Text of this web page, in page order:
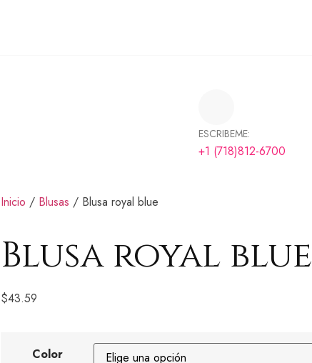
ESCRIBEME:
+1 (718)812-6700
Inicio / Blusas / Blusa royal blue
Blusa royal blue
$43.59
Color